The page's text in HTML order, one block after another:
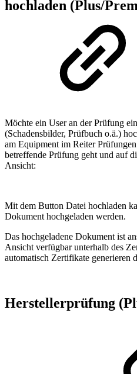
hochladen (Plus/
Möchte ein User an der Prüfung
(Schadensbilder, Prüfbuch o.ä.)
am Equipment im Reiter
betreffende Prüfung geht und auf
Ansicht:
Mit dem Button Datei hochladen
Dokument hochgeladen werden.
Das hochgeladene Dokument ist
Ansicht verfügbar unterhalb des
automatisch Zertifikate generieren
Herstellerprüfung